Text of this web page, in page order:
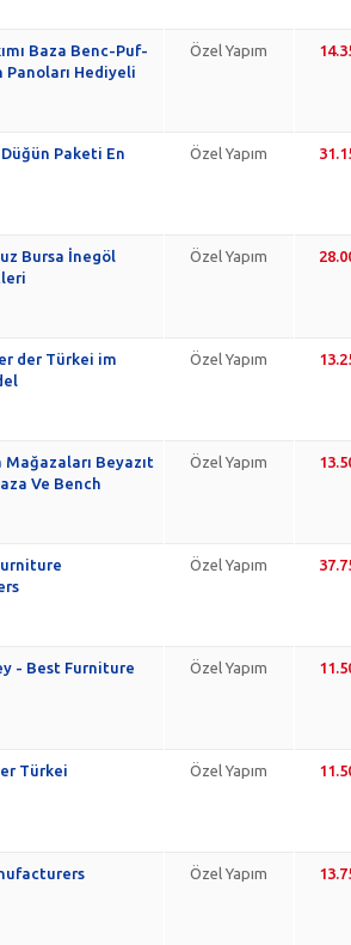
Baza Benc-Puf-
Panoları Hediyeli
Özel Yapım
Paketi En
Özel Yapım
Bursa İnegöl
Özel Yapım
der Türkei im
Özel Yapım
Beyazıt
Ve Bench
Özel Yapım
Özel Yapım
- Best Furniture
Özel Yapım
Türkei Özel Yapım
Özel Yapım